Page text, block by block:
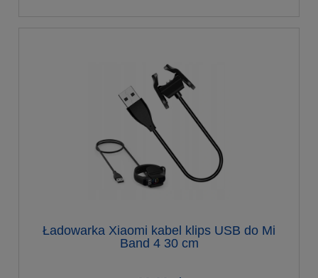
Ładowarka Xiaomi kabel klips USB do Mi
Band 4 30 cm